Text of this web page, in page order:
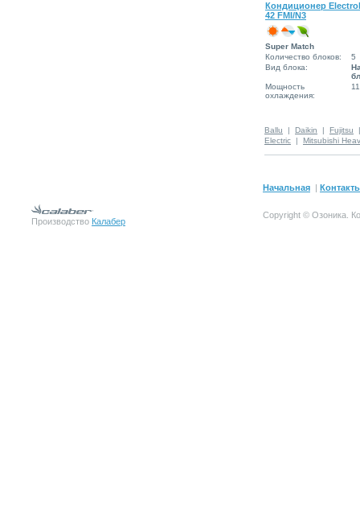
Кондиционер
42 FMI/N3
Super Match
Количество блоков:
5
Вид блока:
Мощность
охлаждения:
Ballu | Daikin | Fujitsu
Electric | Mitsubishi
Начальная |
Производство Калабер
Copyright © Озоника.